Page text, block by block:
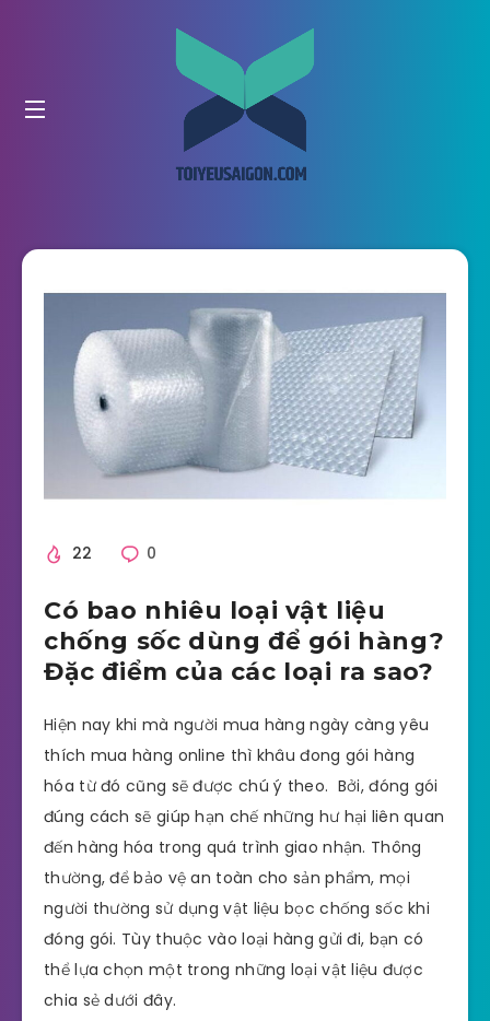
22 0
Có bao nhiêu loại vật liệu
chống sốc dùng để gói hàng?
Đặc điểm của các loại ra sao?
Hiện nay khi mà người mua hàng ngày càng yêu
thích mua hàng online thì khâu đong gói hàng
hóa từ đó cũng sẽ được chú ý theo. Bởi, đóng gói
đúng cách sẽ giúp hạn chế những hư hại liên quan
đến hàng hóa trong quá trình giao nhận. Thông
thường, để bảo vệ an toàn cho sản phẩm, mọi
người thường sử dụng vật liệu bọc chống sốc khi
đóng gói. Tùy thuộc vào loại hàng gửi đi, bạn có
thể lựa chọn một trong những loại vật liệu được
chia sẻ dưới đây.